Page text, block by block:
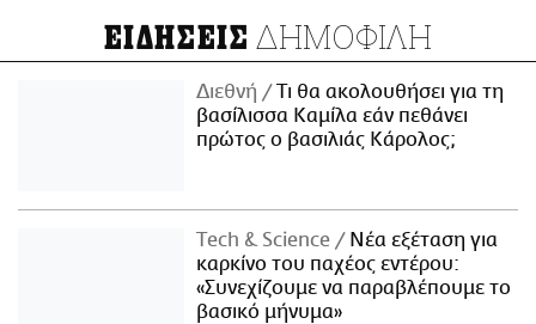
ΕΙΔΗΣΕΙΣ ΔΗΜΟΦΙΛΗ
Διεθνή
Τι θα ακολουθήσει για τη
βασίλισσα Καμίλα εάν πεθάνει
πρώτος ο βασιλιάς Κάρολος;
Τech & Science
Νέα εξέταση για
καρκίνο του παχέος εντέρου:
«Συνεχίζουμε να παραβλέπουμε το
βασικό μήνυμα»